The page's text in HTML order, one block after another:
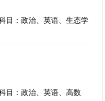
目：政治、英语、生态学
目：政治、英语、高数